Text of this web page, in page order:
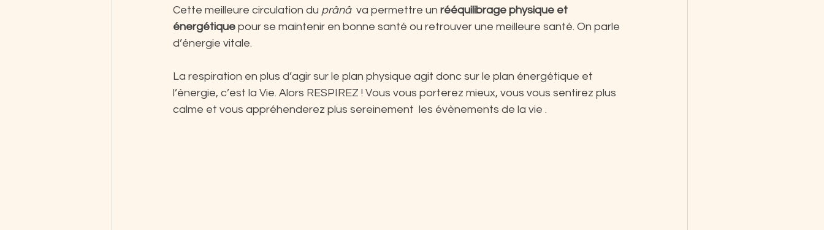
Cette meilleure circulation du prânâ va permettre un rééquilibrage physique et
énergétique pour se maintenir en bonne santé ou retrouver une meilleure santé. On parle
d’énergie vitale.
La respiration en plus d’agir sur le plan physique agit donc sur le plan énergétique et
l’énergie, c’est la Vie. Alors RESPIREZ ! Vous vous porterez mieux, vous vous sentirez plus
calme et vous appréhenderez plus sereinement  les évènements de la vie .